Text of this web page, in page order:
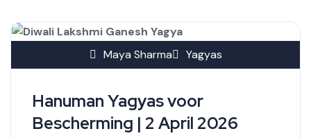
Hanuman Yagyas voor
Bescherming | 2 April 2026
Maya Sharma Yagyas